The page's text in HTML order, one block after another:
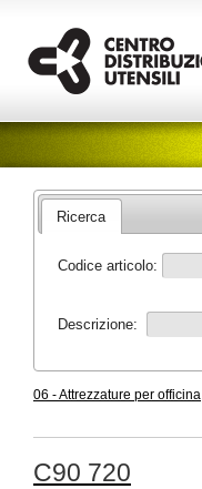
Ricerca
Codice articolo:
Descrizione:
06 - Attrezzature per officina
C90 720